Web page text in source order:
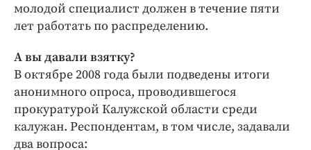
молодой специалист должен в течение пяти
лет работать по распределению.
А вы давали взятку?
В октябре 2008 года были подведены итоги
анонимного опроса, проводившегося
прокуратурой Калужской области среди
калужан. Респондентам, в том числе, задавали
два вопроса: